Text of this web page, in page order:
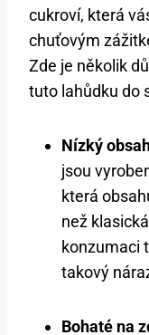
cukroví, která
chuťovým
Zde je několik
tuto lahůdku do
Nízký
jsou
která
než
konzumaci
takový
Bohaté na